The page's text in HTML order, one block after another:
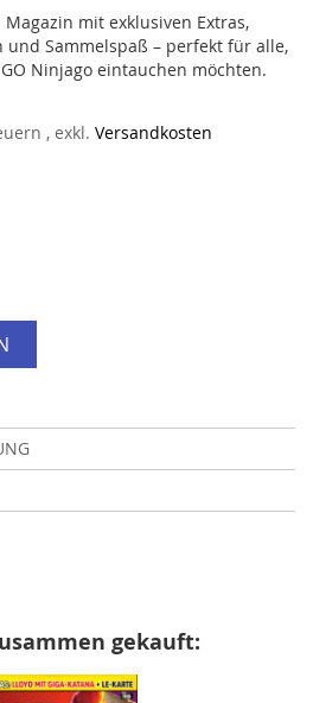
mit exklusiven Extras,
und Sammelspaß – perfekt für alle,
Ninjago eintauchen möchten.
, exkl. Versandkosten
gekauft: